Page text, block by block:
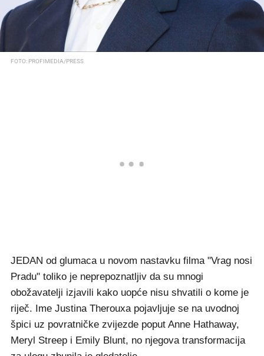
FOTO: PROFIMEDIA/PRESS
JEDAN od glumaca u novom nastavku filma "Vrag nosi
Pradu" toliko je neprepoznatljiv da su mnogi
obožavatelji izjavili kako uopće nisu shvatili o kome je
riječ. Ime Justina Therouxa pojavljuje se na uvodnoj
špici uz povratničke zvijezde poput Anne Hathaway,
Meryl Streep i Emily Blunt, no njegova transformacija